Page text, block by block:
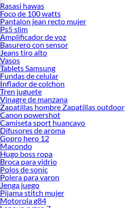
Rasasi hawas
Foco de 100 watts
Pantalon jean recto mujer
Ps5 slim
Amplificador de voz
Basurero con sensor
Jeans tiro alto
Vasos
Tablets Samsung
Fundas de celular
Inflador de colchon
Tren juguete
Vinagre de manzana
Zapatillas hombre Zapatillas outdoor
Canon powershot
Camiseta sport huancayo
Difusores de aroma
Gopro hero 12
Macondo
Hugo boss ropa
Broca para vidrio
Polos de sonic
Polera para varon
Jenga juego
Pijama stitch mujer
Motorola g84